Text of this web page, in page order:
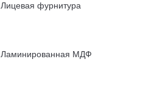
Лицевая фурнитура
Ламинированная МДФ